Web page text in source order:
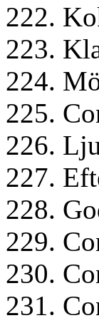
222.
223.
224.
225.
226.
227.
228.
229.
230.
231.